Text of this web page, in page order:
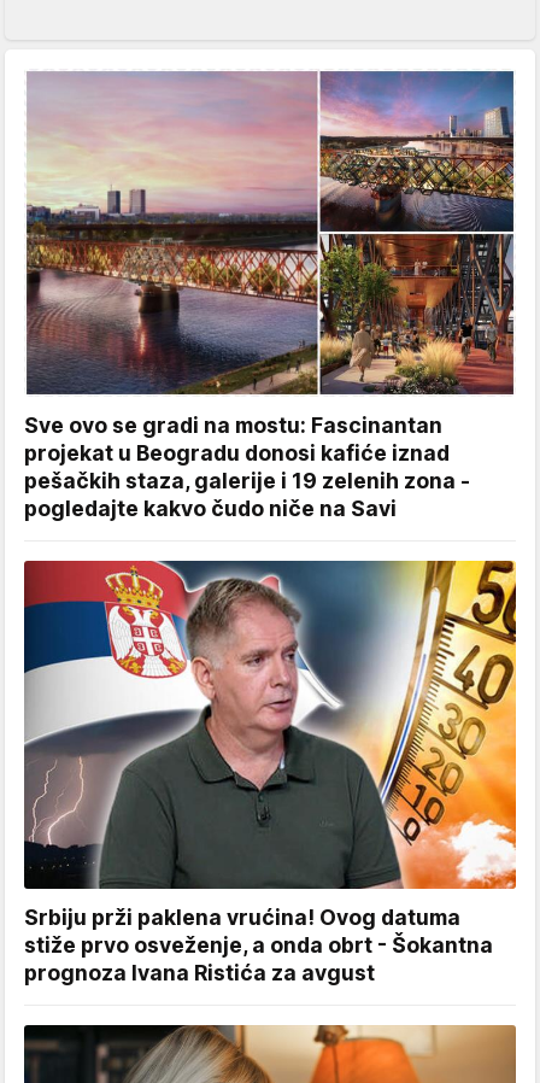
Sve ovo se gradi na mostu: Fascinantan
projekat u Beogradu donosi kafiće iznad
pešačkih staza, galerije i 19 zelenih zona -
pogledajte kakvo čudo niče na Savi
Srbiju prži paklena vrućina! Ovog datuma
stiže prvo osveženje, a onda obrt - Šokantna
prognoza Ivana Ristića za avgust